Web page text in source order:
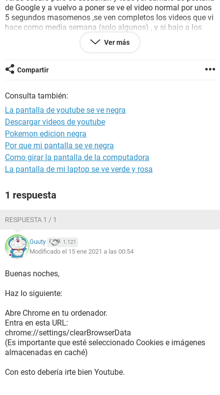
de Google y a vuelvo a poner se ve el video normal por unos
5 segundos masomenos ,se ven completos los videos que vi
hace como media semana (solo algunos) , y si bajo a los
comentarios y vuelvo a al video se ve un poco no mucho
como 3 segundos . Ayudenme por favor es que es para ver
cuenta de google
Ver más
Compartir
Consulta también:
La pantalla de youtube se ve negra
Descargar videos de youtube
Pokemon edicion negra
Por que mi pantalla se ve negra
Como girar la pantalla de la computadora
La pantalla de mi laptop se ve verde y rosa
1 respuesta
RESPUESTA 1 / 1
Guuty 1.121
Modificado el 15 ene 2021 a las 00:54
Buenas noches,
Haz lo siguiente:
Abre Chrome en tu ordenador.
Entra en esta URL:
chrome://settings/clearBrowserData
(Es importante que esté seleccionado Cookies e imágenes
almacenadas en caché)
Con esto debería irte bien Youtube.